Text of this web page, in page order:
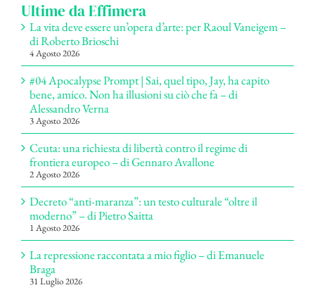
Ultime da Effimera
La vita deve essere un’opera d’arte: per Raoul Vaneigem –
di Roberto Brioschi
4 Agosto 2026
#04 Apocalypse Prompt | Sai, quel tipo, Jay, ha capito
bene, amico. Non ha illusioni su ciò che fa – di
Alessandro Verna
3 Agosto 2026
Ceuta: una richiesta di libertà contro il regime di
frontiera europeo – di Gennaro Avallone
2 Agosto 2026
Decreto “anti-maranza”: un testo culturale “oltre il
moderno” – di Pietro Saitta
1 Agosto 2026
La repressione raccontata a mio figlio – di Emanuele
Braga
31 Luglio 2026